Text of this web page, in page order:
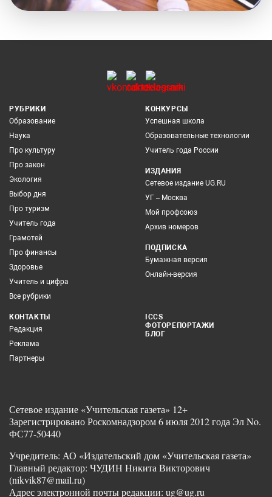
РУБРИКИ
Образование
Наука
Про культуру
Про закон
Экология
Выбор дня
Про туризм
Учитель года
Грамотей
Про финансы
Здоровье
Учитель и цифра
Все рубрики
КОНКУРСЫ
Успешная школа
Образовательные технологии
Учитель года России
ИЗДАНИЯ
Сетевое издание UG.RU
УГ – Москва
Мой профсоюз
Архив номеров
ПОДПИСКА
Бумажная версия
Онлайн-версия
КОНТАКТЫ
Редакция
Реклама
Партнеры
ICCS
ФОТОРЕПОРТАЖИ
БЛОГ
Сетевое издание «Учительская газета» 12+
Зарегистрировано Роскомнадзором 6 июля 2012 года Эл No.
ФС77-50440
Учредитель: АО «Издательский дом «Учительская газета»
Главный редактор: ЧУДИН Никита Викторович
(nikvik87@mail.ru)
Адрес электронной почты редакции: ug@ug.ru